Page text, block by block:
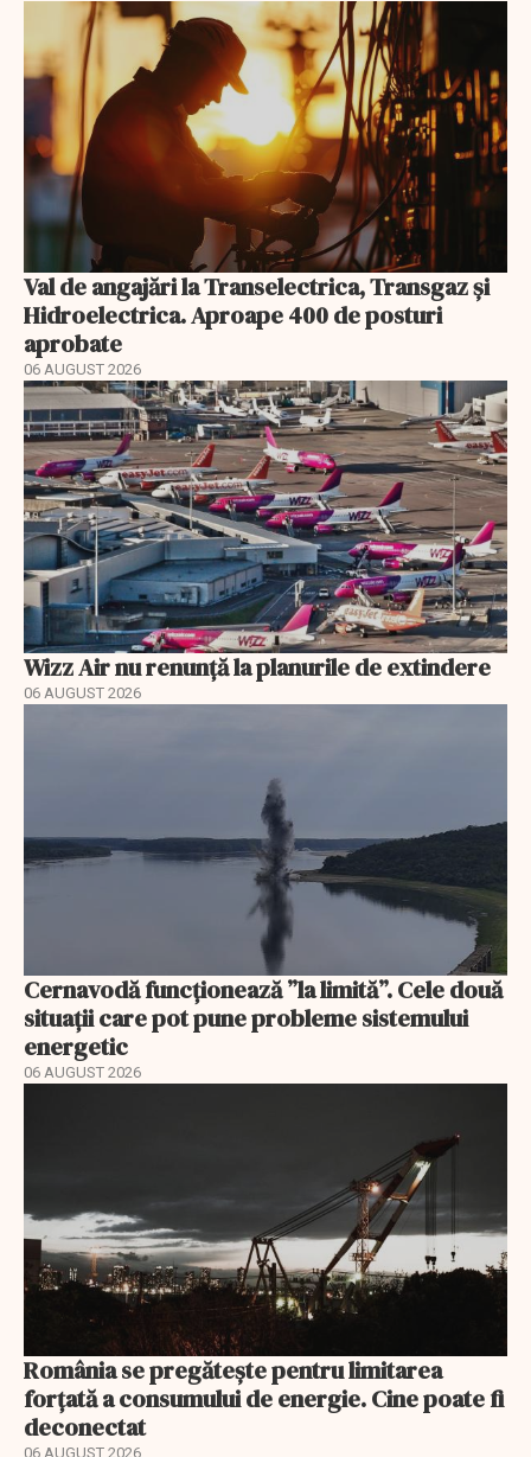
Val de angajări la Transelectrica, Transgaz și
Hidroelectrica. Aproape 400 de posturi
aprobate
06 AUGUST 2026
Wizz Air nu renunță la planurile de extindere
06 AUGUST 2026
Cernavodă funcționează ”la limită”. Cele două
situații care pot pune probleme sistemului
energetic
06 AUGUST 2026
România se pregătește pentru limitarea
forțată a consumului de energie. Cine poate fi
deconectat
06 AUGUST 2026